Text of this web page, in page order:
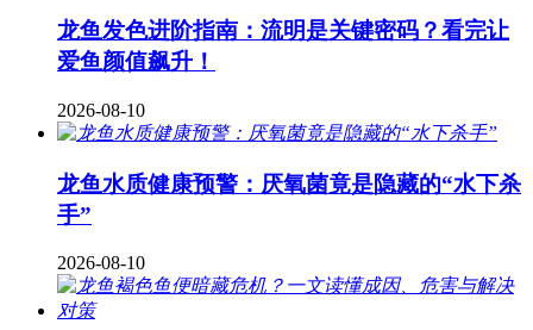
龙鱼发色进阶指南：流明是关键密码？看完让
爱鱼颜值飙升！
2026-08-10
龙鱼水质健康预警：厌氧菌竟是隐藏的“水下杀
手”
2026-08-10